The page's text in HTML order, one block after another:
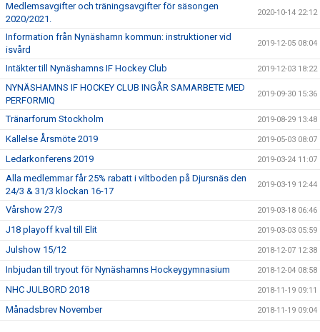
Medlemsavgifter och träningsavgifter för säsongen
2020/2021.
2020-10-14 22:12
Information från Nynäshamn kommun: instruktioner vid
isvård
2019-12-05 08:04
Intäkter till Nynäshamns IF Hockey Club 2019-12-03 18:22
NYNÄSHAMNS IF HOCKEY CLUB INGÅR SAMARBETE MED
PERFORMIQ
2019-09-30 15:36
Tränarforum Stockholm 2019-08-29 13:48
Kallelse Årsmöte 2019 2019-05-03 08:07
Ledarkonferens 2019 2019-03-24 11:07
Alla medlemmar får 25% rabatt i viltboden på Djursnäs den
24/3 & 31/3 klockan 16-17
2019-03-19 12:44
Vårshow 27/3 2019-03-18 06:46
J18 playoff kval till Elit 2019-03-03 05:59
Julshow 15/12 2018-12-07 12:38
Inbjudan till tryout för Nynäshamns Hockeygymnasium 2018-12-04 08:58
NHC JULBORD 2018 2018-11-19 09:11
Månadsbrev November 2018-11-19 09:04